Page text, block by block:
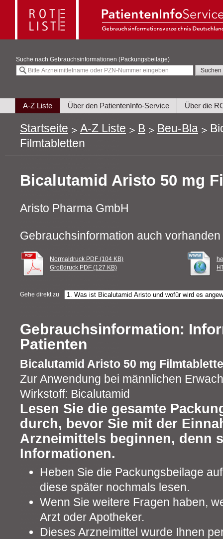
Suche nach Gebrauchsinformationen (Packungsbeilage)
A-Z Liste Über den PatientenInfo-Service Über die
Startseite A-Z Liste B Beu-Bla
Filmtabletten
Bicalutamid Aristo 50 mg
Aristo Pharma GmbH
Gebrauchsinformation auch vorhanden
Normaldruck PDF (104 KB)
Großdruck PDF (127 KB)
Gehe direkt zu
Gebrauchsinformation:
Patienten
Bicalutamid Aristo 50 mg
Zur Anwendung bei männlichen
Wirkstoff: Bicalutamid
Lesen Sie die gesamte
durch, bevor Sie mit der
Arzneimittels beginnen, denn
Informationen.
Heben Sie die Packungsbeilage
diese später nochmals lesen.
Wenn Sie weitere Fragen haben,
Arzt oder Apotheker.
Dieses Arzneimittel wurde Ihnen